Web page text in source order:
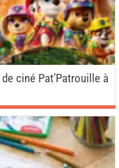
ciné Pat’Patrouille à